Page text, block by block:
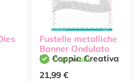
Fustelle metalliche
Banner Ondulato
La Coppia Creativa
Disponibile
21,99 €